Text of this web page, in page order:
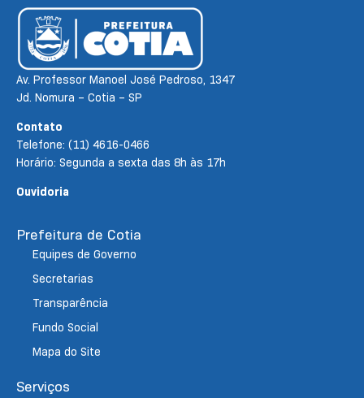
Av. Professor Manoel José Pedroso, 1347
Jd. Nomura – Cotia – SP
Contato
Telefone: (11) 4616-0466
Horário: Segunda a sexta das 8h às 17h
Ouvidoria
Prefeitura de Cotia
Equipes de Governo
Secretarias
Transparência
Fundo Social
Mapa do Site
Serviços